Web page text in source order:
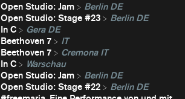
Open Studio: Jam
Berlin DE
Open Studio: Stage #23
Berlin DE
In C
Gera DE
Beethoven 7
IT
Beethoven 7
Cremona IT
In C
Warschau
Open Studio: Jam
Berlin DE
Open Studio: Stage #22
Berlin DE